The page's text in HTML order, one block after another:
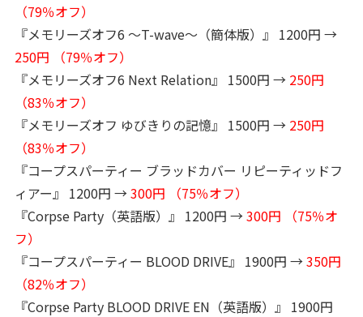
（79％オフ）
『メモリーズオフ6 〜T-wave〜（簡体版）』 1200円 →
250円 （79％オフ）
『メモリーズオフ6 Next Relation』 1500円 → 250円
（83％オフ）
『メモリーズオフ ゆびきりの記憶』 1500円 → 250円
（83％オフ）
『コープスパーティー ブラッドカバー リピーティッドフ
ィアー』 1200円 →300円 （75％オフ）
『Corpse Party（英語版）』 1200円 →300円 （75％オ
フ）
『コープスパーティー BLOOD DRIVE』 1900円 →350円
（82％オフ）
『Corpse Party BLOOD DRIVE EN（英語版）』 1900円